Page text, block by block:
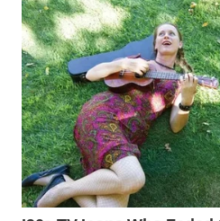
TANGERANG
WN
BINJAI
WN
CIREBON
WN
INDRAMAYU